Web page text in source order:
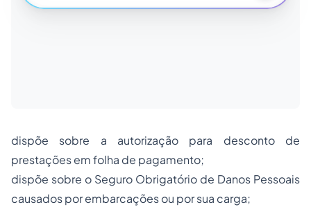
dispõe sobre a autorização para desconto de
prestações em folha de pagamento;
dispõe sobre o Seguro Obrigatório de Danos Pessoais
causados por embarcações ou por sua carga;